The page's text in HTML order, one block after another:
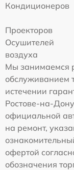
Кондиционеров
Проекторов
Осушителей
воздуха
Мы занимаемся
обслуживанием
истечении
Ростове-на-
официальной
на ремонт,
офертой
обозначения